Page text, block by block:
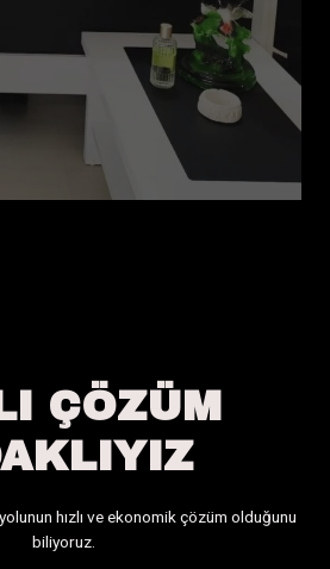
ÇÖZÜM
hızlı ve ekonomik çözüm olduğunu
biliyoruz.